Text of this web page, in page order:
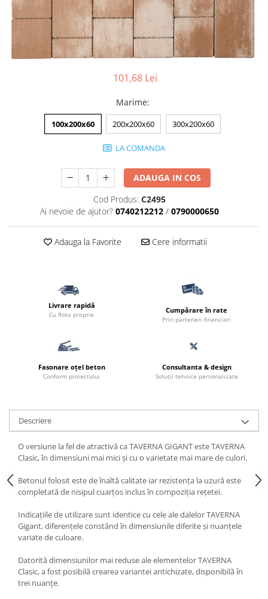
Accesorii pentru termosistem
Accesorii pentru vata
Coltare
Polistiren
Accesorii PVC
Vopsea lavabila pentru exterior
Vopsea lavabila pentru interior
Pas Japonez
Pervaz geam piatra compozita
Placi ceramice de exterior
101,68 Lei
Marime:
100x200x60 200x200x60 300x200x60
LA COMANDA
ADAUGA IN COS
Cod Produs: C2495
Ai nevoie de ajutor? 0740212212 / 0790000650
Adauga la Favorite Cere informatii
Livrare rapidă
Cu flota proprie Cumpărare în rate
Prin parteneri financiari
Fasonare oțel beton
Conform proiectului
Consultanta & design
Soluții tehnice personalizate
Descriere
O versiune la fel de atractivă ca TAVERNA GIGANT este TAVERNA
Clasic, în dimensiuni mai mici și cu o varietate mai mare de culori.
Betonul folosit este de înaltă calitate iar rezistenţa la uzură este
completată de nisipul cuarţos inclus în compoziţia reţetei.
Indicațiile de utilizare sunt identice cu cele ale dalelor TAVERNA
Gigant, diferențele constând în dimensiunile diferite și nuanțele
variate de culoare.
Datorită dimensiunilor mai reduse ale elementelor TAVERNA
Clasic, a fost posibilă crearea variantei antichizate, disponibilă în
trei nuanțe.